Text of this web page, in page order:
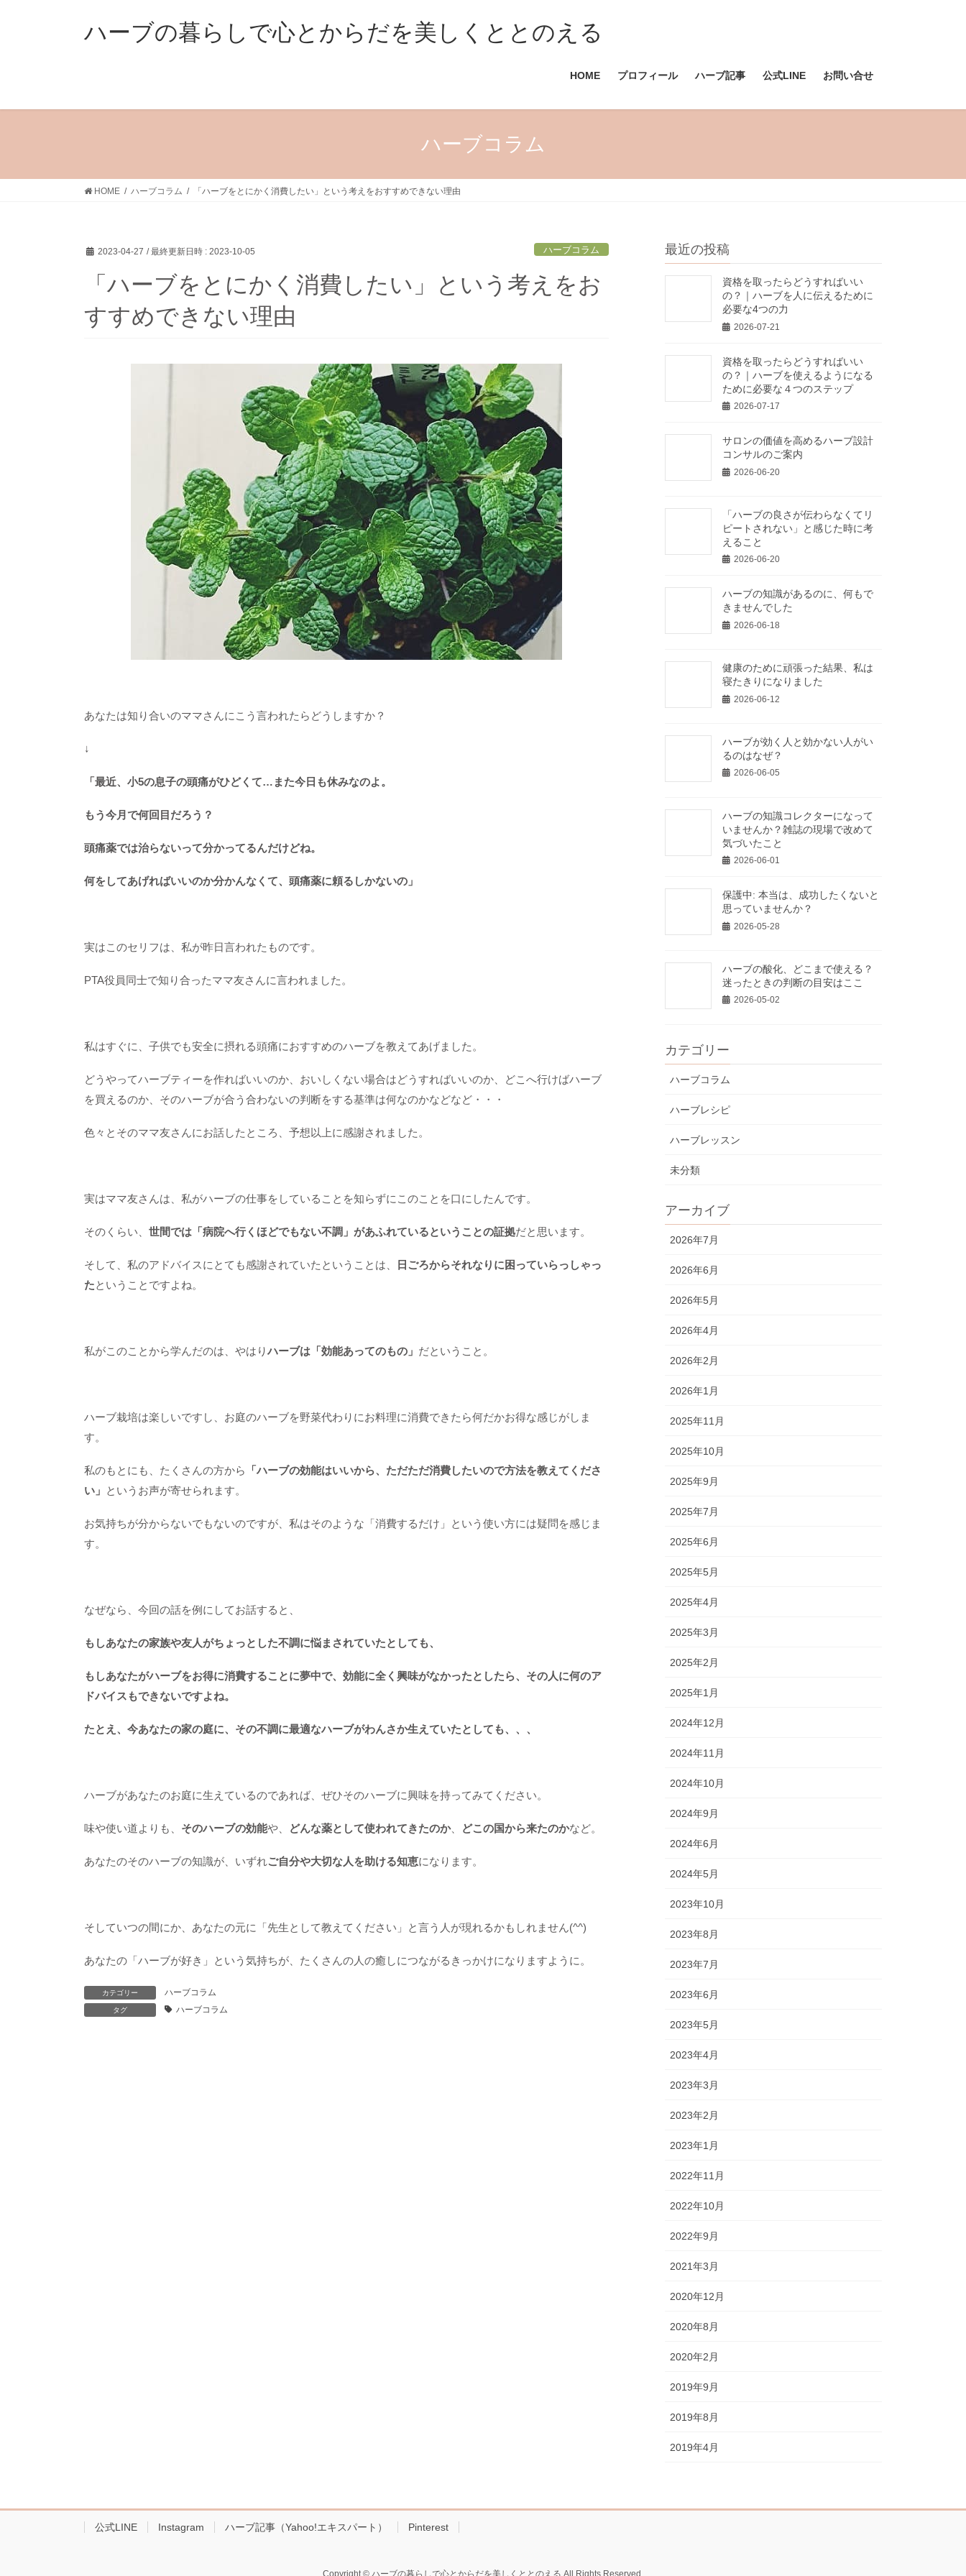
ス
ン
ハーブの暮らしで心とからだを美しくととのえる
HOME プロフィール ハーブ記事 公式LINE お問い合せ
ハーブコラム
HOME ハーブコラム 「ハーブをとにかく消費したい」という考えをおすすめできない理由
2023-04-27 / 最終更新日時 : 2023-10-05 ハーブコラム
「ハーブをとにかく消費したい」という考えをお
すすめできない理由
あなたは知り合いのママさんにこう言われたらどうしますか？
↓
「最近、小5の息子の頭痛がひどくて…また今日も休みなのよ。
もう今月で何回目だろう？
頭痛薬では治らないって分かってるんだけどね。
何をしてあげればいいのか分かんなくて、頭痛薬に頼るしかないの」
実はこのセリフは、私が昨日言われたものです。
PTA役員同士で知り合ったママ友さんに言われました。
私はすぐに、子供でも安全に摂れる頭痛におすすめのハーブを教えてあげました。
どうやってハーブティーを作ればいいのか、おいしくない場合はどうすればいいのか、どこへ行けばハーブ
を買えるのか、そのハーブが合う合わないの判断をする基準は何なのかなどなど・・・
色々とそのママ友さんにお話したところ、予想以上に感謝されました。
実はママ友さんは、私がハーブの仕事をしていることを知らずにこのことを口にしたんです。
そのくらい、 世間では「病院へ行くほどでもない不調」があふれているということの証拠だと思います。
そして、私のアドバイスにとても感謝されていたということは、
日ごろからそれなりに困っていらっしゃっ
たということですよね。
私がこのことから学んだのは、やはりハーブは「効能あってのもの」 だということ。
ハーブ栽培は楽しいですし、お庭のハーブを野菜代わりにお料理に消費できたら何だかお得な感じがしま
す。
私のもとにも、たくさんの方から
「ハーブの効能はいいから、ただただ消費したいので方法を教えてくださ
い」 というお声が寄せられます。
お気持ちが分からないでもないのですが、私はそのような「消費するだけ」という使い方には疑問を感じま
す。
なぜなら、今回の話を例にしてお話すると、
もしあなたの家族や友人がちょっとした不調に悩まされていたとしても、
もしあなたがハーブをお得に消費することに夢中で、効能に全く興味がなかったとしたら、その人に何のア
ドバイスもできないですよね。
たとえ、今あなたの家の庭に、その不調に最適なハーブがわんさか生えていたとしても、、、
ハーブがあなたのお庭に生えているのであれば、ぜひそのハーブに興味を持ってみてください。
味や使い道よりも、 そのハーブの効能や、 どんな薬として使われてきたのか、 どこの国から来たのかなど。
あなたのそのハーブの知識が、いずれご自分や大切な人を助ける知恵になります。
そしていつの間にか、あなたの元に「先生として教えてください」と言う人が現れるかもしれません(^^)
あなたの「ハーブが好き」という気持ちが、たくさんの人の癒しにつながるきっかけになりますように。
カテゴリー ハーブコラム
タグ ハーブコラム
最近の投稿
資格を取ったらどうすればいい
の？｜ハーブを人に伝えるために
必要な4つの力
2026-07-21
資格を取ったらどうすればいい
の？｜ハーブを使えるようになる
ために必要な４つのステップ
2026-07-17
サロンの価値を高めるハーブ設計
コンサルのご案内
2026-06-20
「ハーブの良さが伝わらなくてリ
ピートされない」と感じた時に考
えること
2026-06-20
ハーブの知識があるのに、何もで
きませんでした
2026-06-18
健康のために頑張った結果、私は
寝たきりになりました
2026-06-12
ハーブが効く人と効かない人がい
るのはなぜ？
2026-06-05
ハーブの知識コレクターになって
いませんか？雑誌の現場で改めて
気づいたこと
2026-06-01
保護中: 本当は、成功したくないと
思っていませんか？
2026-05-28
ハーブの酸化、どこまで使える？
迷ったときの判断の目安はここ
2026-05-02
カテゴリー
ハーブコラム
ハーブレシピ
ハーブレッスン
未分類
アーカイブ
2026年7月
2026年6月
2026年5月
2026年4月
2026年2月
2026年1月
2025年11月
2025年10月
2025年9月
2025年7月
2025年6月
2025年5月
2025年4月
2025年3月
2025年2月
2025年1月
2024年12月
2024年11月
2024年10月
2024年9月
2024年6月
2024年5月
2023年10月
2023年8月
2023年7月
2023年6月
2023年5月
2023年4月
2023年3月
2023年2月
2023年1月
2022年11月
2022年10月
2022年9月
2021年3月
2020年12月
2020年8月
2020年2月
2019年9月
2019年8月
2019年4月
公式LINE Instagram ハーブ記事（Yahoo!エキスパート） Pinterest
Copyright © ハーブの暮らしで心とからだを美しくととのえる All Rights Reserved.